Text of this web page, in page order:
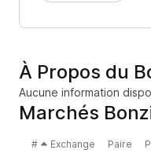
À Propos du
Aucune information
Marchés
# Exchange Paire